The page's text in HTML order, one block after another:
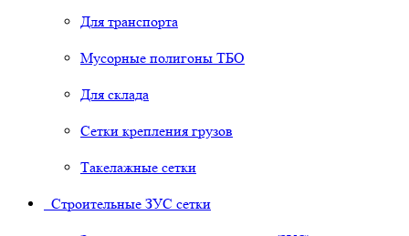
Для транспорта
Мусорные полигоны ТБО
Для склада
Сетки крепления грузов
Такелажные сетки
Строительные ЗУС сетки